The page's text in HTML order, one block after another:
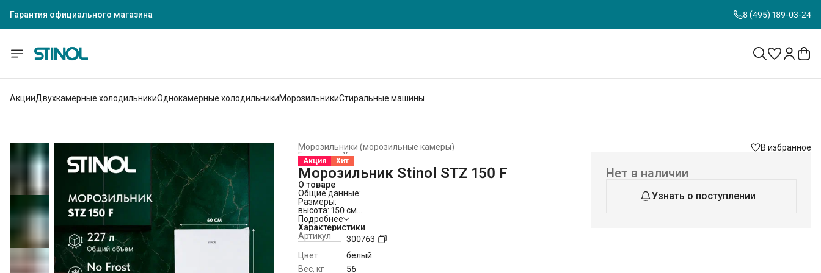
Гарантия официального магазина 8 (495) 189-03-24
АкцииДвухкамерные холодильникиОднокамерные холодильникиМорозильникиСтиральные машины
Морозильники (морозильные камеры)
Холодильники и морозильники
Главная ›
Акция Хит
Морозильник Stinol STZ 150 F
О товаре
Общие данные:
Размеры:
высота: 150 см
ширина: 60 см
глубина: 64 см
Общий объем: 227 л
Полезный объем: 204 л
Тип управления: электронный
Класс энергопотребления: B
Климатический класс: SN-T (от +10°С до +43°С)
Подробнее
Характеристики
Артикул
300763
Цвет
белый
Вес, кг
56
В избранное
Нет в наличии
Узнать о поступлении